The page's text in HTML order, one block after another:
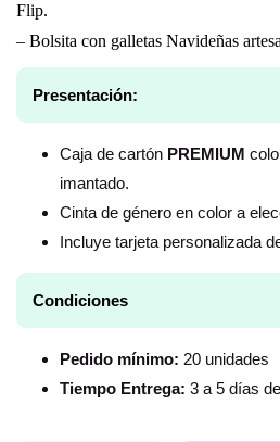
Flip.
– Bolsita con galletas Navideñas
Presentación:
Caja de cartón PREMIUM
imantado.
Cinta de género en color a
Incluye tarjeta personalizada
Condiciones
Pedido mínimo: 20 unidades
Tiempo Entrega: 3 a 5 días